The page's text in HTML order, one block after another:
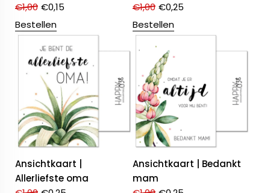
€1,00 €0,15
Bestellen
€1,00 €0,25
Bestellen
Ansichtkaart |
Allerliefste oma
Ansichtkaart | Bedankt
mam